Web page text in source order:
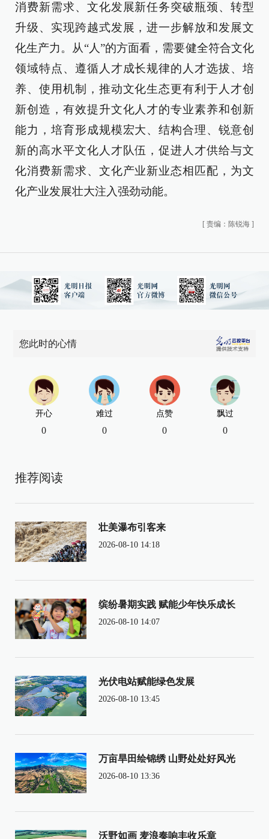
消费新需求、文化发展新任务突破瓶颈、转型
升级、实现跨越式发展，进一步解放和发展文
化生产力。从“人”的方面看，需要健全符合文化
领域特点、遵循人才成长规律的人才选拔、培
养、使用机制，推动文化生态更有利于人才创
新创造，有效提升文化人才的专业素养和创新
能力，培育形成规模宏大、结构合理、锐意创
新的高水平文化人才队伍，促进人才供给与文
化消费新需求、文化产业新业态相匹配，为文
化产业发展壮大注入强劲动能。
[ 责编：陈锐海 ]
您此时的心情
开心
0
难过
0
点赞
0
飘过
0
推荐阅读
壮美瀑布引客来
2026-08-10 14:18
缤纷暑期实践 赋能少年快乐成长
2026-08-10 14:07
光伏电站赋能绿色发展
2026-08-10 13:45
万亩旱田绘锦绣 山野处处好风光
2026-08-10 13:36
沃野如画 麦浪奏响丰收乐章